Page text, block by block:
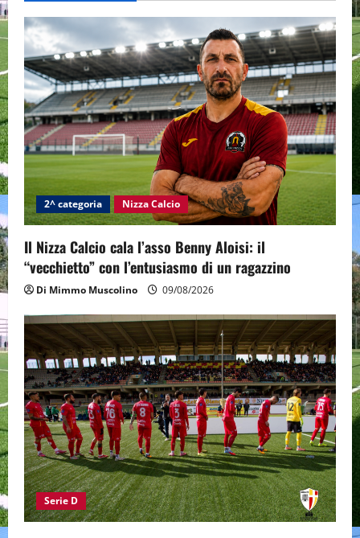
2^ categoria Nizza Calcio
Il Nizza Calcio cala l’asso Benny Aloisi: il
“vecchietto” con l’entusiasmo di un ragazzino
Di Mimmo Muscolino 09/08/2026
Serie D